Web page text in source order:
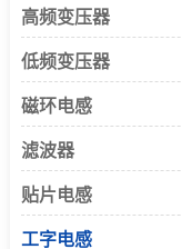
高频变压器
低频变压器
磁环电感
滤波器
贴片电感
工字电感